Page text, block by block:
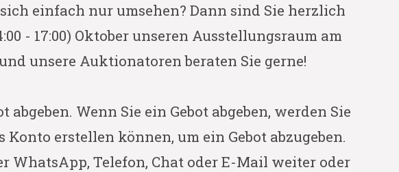
einfach nur umsehen? Dann sind Sie herzlich
- 17:00) Oktober unseren Ausstellungsraum am
unsere Auktionatoren beraten Sie gerne!
Wenn Sie ein Gebot abgeben, werden Sie
erstellen können, um ein Gebot abzugeben.
WhatsApp, Telefon, Chat oder E-Mail weiter oder